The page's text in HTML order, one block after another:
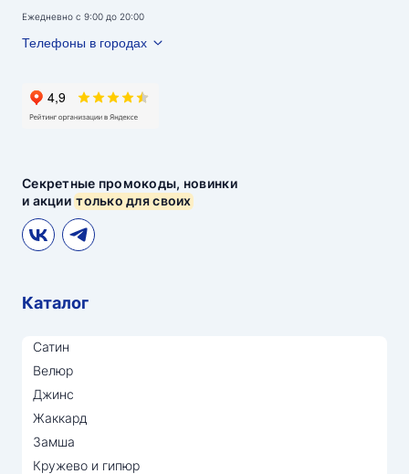
Секретные промокоды, новинки
и акциитолько для своих
Ежедневно с 9:00 до 20:00
Телефоны в городах
Каталог
Сатин
Велюр
Джинс
Жаккард
Замша
Кружево и гипюр